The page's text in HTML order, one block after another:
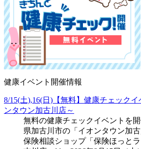
健康イベント開催情報
8/15(土),16(日)【無料】健康チェック
ンタウン加古川店～
無料の健康チェックイベントを
県加古川市の「イオンタウン加
保険相談ショップ「保険ほっと